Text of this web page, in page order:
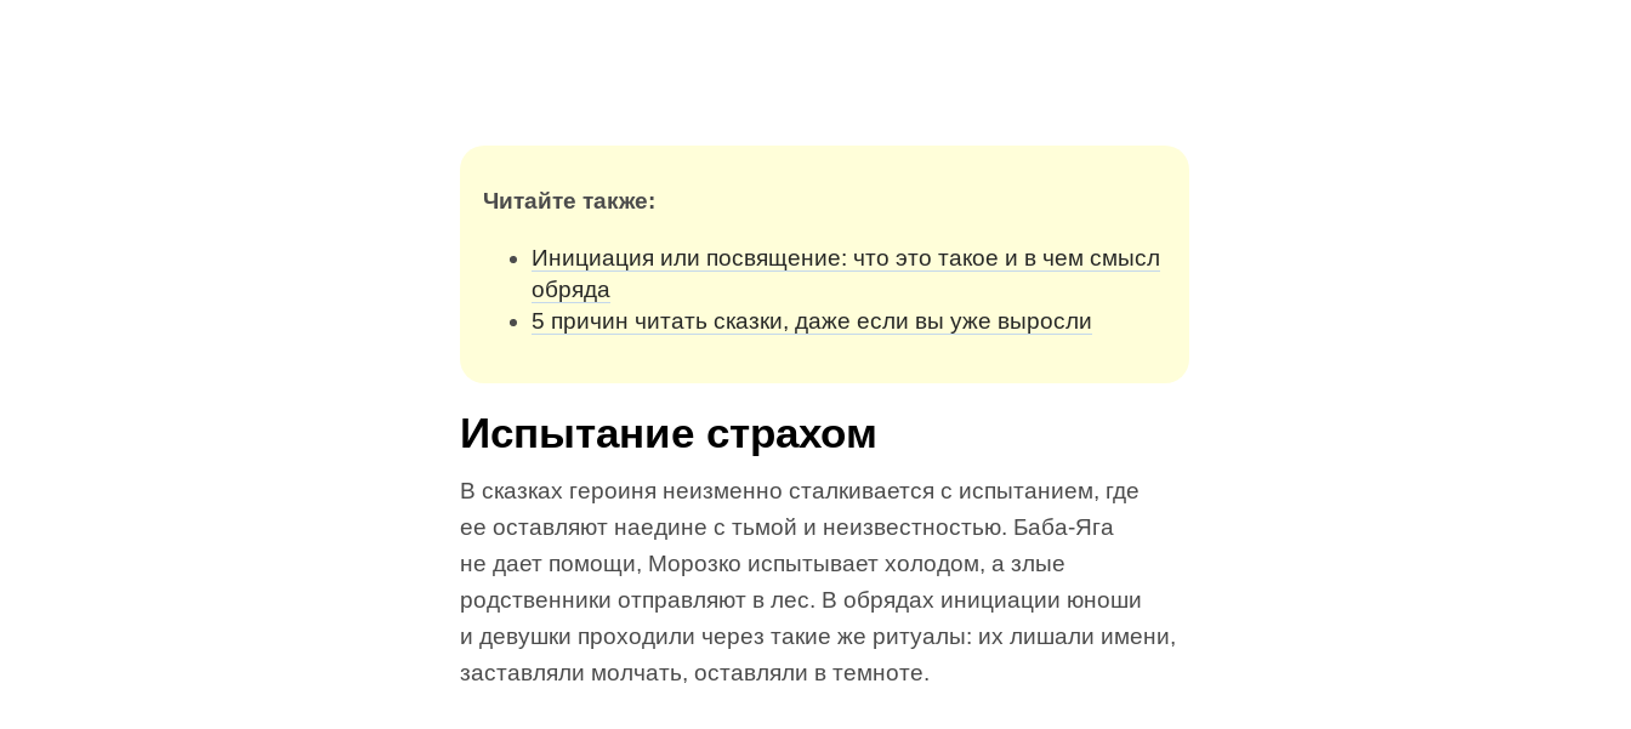
Читайте также:
Инициация или посвящение: что это такое и в чем смысл
обряда
5 причин читать сказки, даже если вы уже выросли
Испытание страхом
В сказках героиня неизменно сталкивается с испытанием, где
ее оставляют наедине с тьмой и неизвестностью. Баба-Яга
не дает помощи, Морозко испытывает холодом, а злые
родственники отправляют в лес. В обрядах инициации юноши
и девушки проходили через такие же ритуалы: их лишали имени,
заставляли молчать, оставляли в темноте.